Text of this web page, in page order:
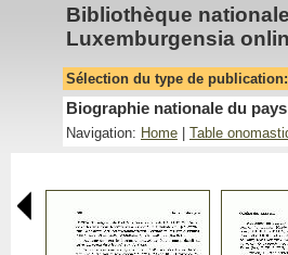
Bibliothèque
Luxemburgensia
Sélection du type de publication:
Biographie nationale du
Navigation: Home Table